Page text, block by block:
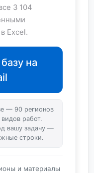
3 104
Excel.
на
— 90 регионов
работ.
вашу задачу —
строки.
и материалы